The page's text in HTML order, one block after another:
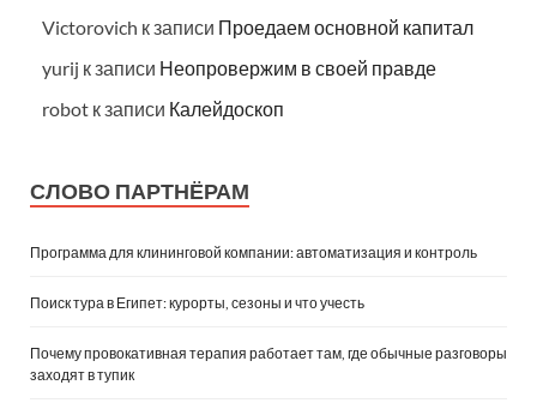
Victorovich к записи Проедаем основной капитал
yurij к записи Неопровержим в своей правде
robot к записи Калейдоскоп
СЛОВО ПАРТНЁРАМ
Программа для клининговой компании: автоматизация и контроль
Поиск тура в Египет: курорты, сезоны и что учесть
Почему провокативная терапия работает там, где обычные разговоры
заходят в тупик